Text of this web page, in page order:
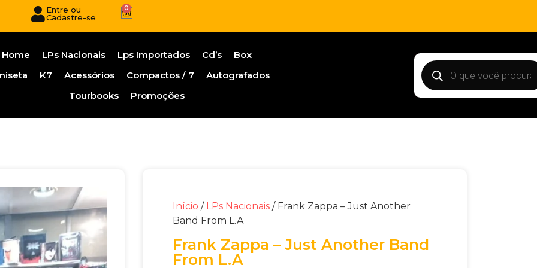
Entre ou
Cadastre-se
0
Home LPs Nacionais Lps Importados Cd’s
Box
K7 Acessórios Compactos / 7
Autografados
Tourbooks
Promoções
Início / LPs Nacionais/ Frank Zappa – Just Another
Band From L.A
Frank Zappa – Just Another Band
From L.A